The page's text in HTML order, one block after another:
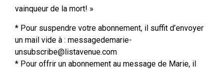
vainqueur de la mort! »
* Pour suspendre votre abonnement, il suffit d’envoyer
un mail vide à : messagedemarie-
unsubscribe@listavenue.com
* Pour offrir un abonnement au message de Marie, il